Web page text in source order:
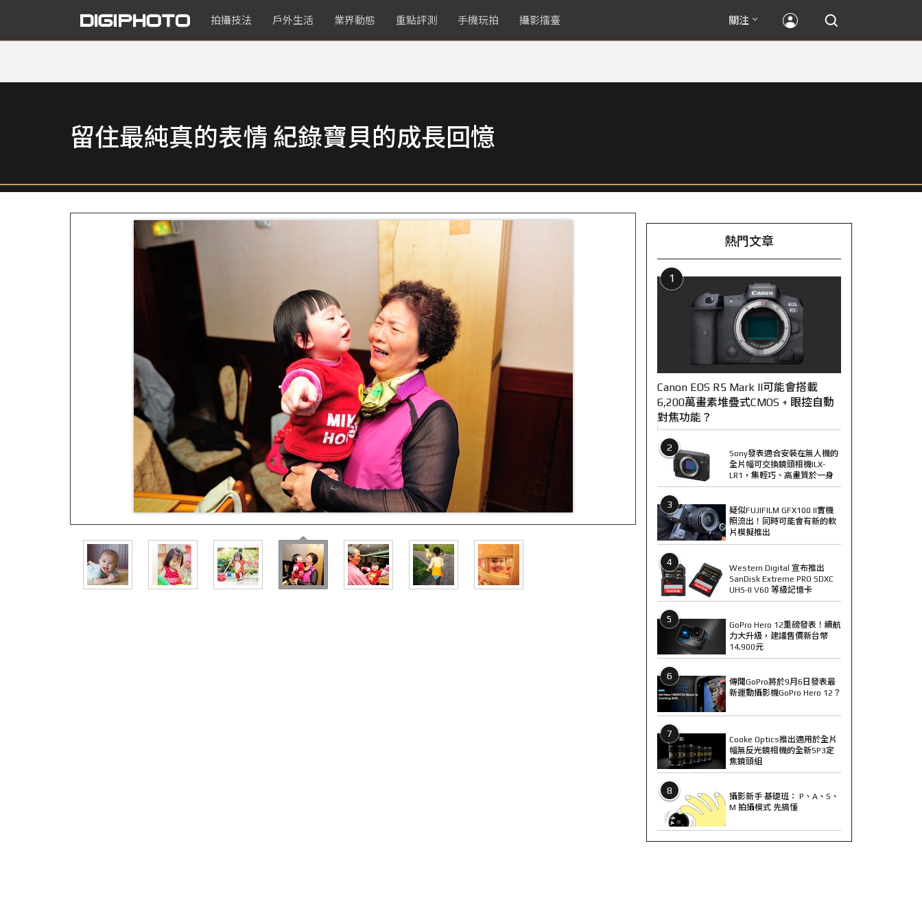
拍攝技法 戶外生活 業界動態 重點評測 手機玩拍 攝影擂臺 關注
留住最純真的表情 紀錄寶貝的成長回憶
熱門文章
1
Canon EOS R5 Mark II可能會搭載
6,200萬畫素堆疊式CMOS + 眼控自動
對焦功能？
2
Sony發表適合安裝在無人機的
全片幅可交換鏡頭相機ILX-
LR1，集輕巧、高畫質於一身
3
疑似FUJIFILM GFX100 II實機
照流出！同時可能會有新的軟
片模擬推出
4
Western Digital 宣布推出
SanDisk Extreme PRO SDXC
UHS-II V60 等級記憶卡
5
GoPro Hero 12重磅發表！續航
力大升級，建議售價新台幣
14,900元
6
傳聞GoPro將於9月6日發表最
新運動攝影機GoPro Hero 12？
7
Cooke Optics推出適用於全片
幅無反光鏡相機的全新SP3定
焦鏡頭組
8
攝影新手 基礎班： P、A、S、
M 拍攝模式 先搞懂